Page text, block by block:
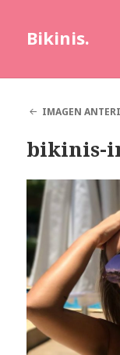
Bikinis.
IMAGEN
bikinis-